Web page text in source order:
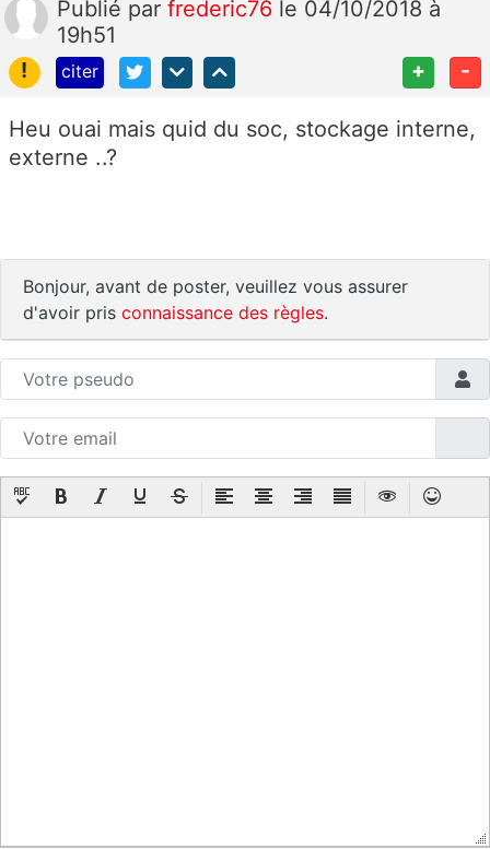
Publié par frederic76 le 04/10/2018 à
19h51
!
citer + -
Heu ouai mais quid du soc, stockage interne,
externe ..?
Bonjour, avant de poster, veuillez vous assurer
d'avoir pris connaissance des règles.